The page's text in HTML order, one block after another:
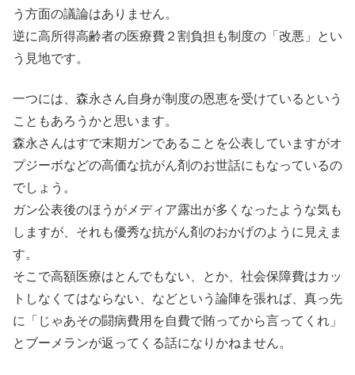
う方面の議論はありません。
逆に高所得高齢者の医療費２割負担も制度の「改悪」とい
う見地です。
一つには、森永さん自身が制度の恩恵を受けているという
こともあろうかと思います。
森永さんはすで末期ガンであることを公表していますがオ
プジーボなどの高価な抗がん剤のお世話にもなっているの
でしょう。
ガン公表後のほうがメディア露出が多くなったような気も
しますが、それも優秀な抗がん剤のおかげのように見えま
す。
そこで高額医療はとんでもない、とか、社会保障費はカッ
トしなくてはならない、などという論陣を張れば、真っ先
に「じゃあその闘病費用を自費で賄ってから言ってくれ」
とブーメランが返ってくる話になりかねません。